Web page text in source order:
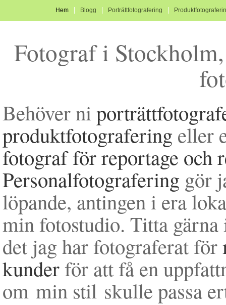
Hem Blogg Porträttfotografering
Fotograf i
Behöver ni
produktfotografering eller
fotograf för reportage och
Personalfotografering gör
löpande, antingen i era
min fotostudio. Titta gärna
det jag har fotograferat för
kunderför att få en
om min stil skulle passa